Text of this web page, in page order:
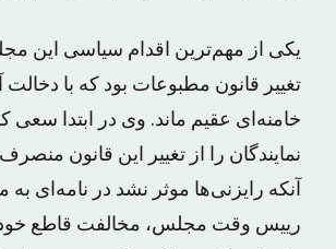
یکی از مهم‌ترین اقدام سیاسی این
تغییر قانون مطبوعات بود که با دخالت
خامنه‌ای عقیم ماند. وی در ابتدا سعی
نمایندگان را از تغییر این قانون
آنکه رایزنی‌ها موثر نشد در نامه‌ای
رییس وقت مجلس، مخالفت قاطع خود